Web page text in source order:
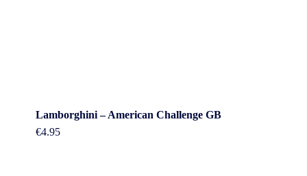
Lamborghini – American Challenge GB
€4.95